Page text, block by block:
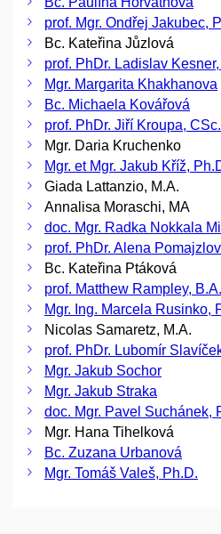
prof. Mgr. Ondřej Jakubec,
Bc. Kateřina Jůzlová
prof. PhDr. Ladislav
Mgr. Margarita Khakhanova
Bc. Michaela Kovářová
prof. PhDr. Jiří Kroupa, CSc.
Mgr. Daria Kruchenko
Mgr. et Mgr. Jakub Kříž,
Giada Lattanzio, M.A.
Annalisa Moraschi, MA
doc. Mgr. Radka Nokkala
prof. PhDr. Alena
Bc. Kateřina Ptáková
prof. Matthew Rampley,
Mgr. Ing. Marcela Rusinko,
Nicolas Samaretz, M.A.
prof. PhDr. Lubomír
Mgr. Jakub Sochor
Mgr. Jakub Straka
doc. Mgr. Pavel Suchánek,
Mgr. Hana Tihelková
Bc. Zuzana Urbanová
Mgr. Tomáš Valeš, Ph.D.